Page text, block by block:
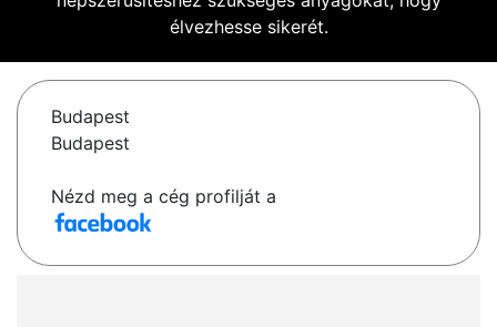
élvezhesse sikerét.
Budapest
Budapest
Nézd meg a cég profilját a